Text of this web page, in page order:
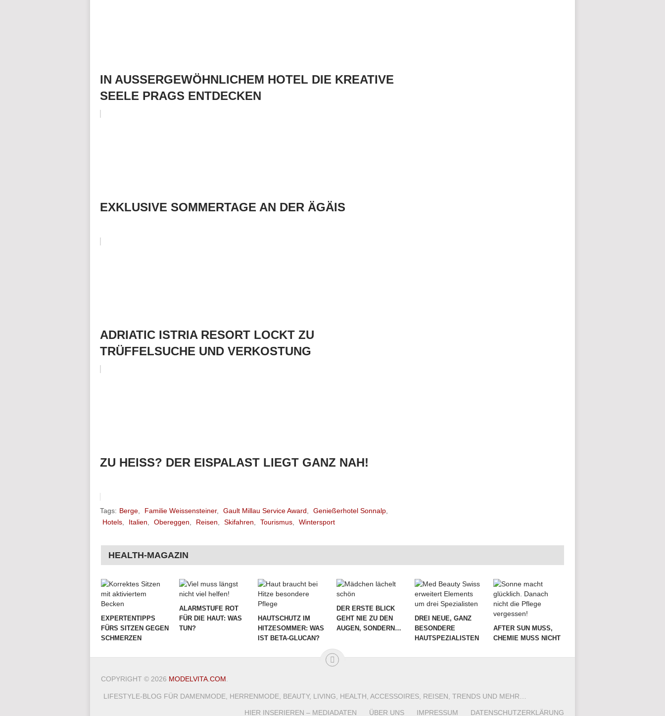
IN AUSSERGEWÖHNLICHEM HOTEL DIE KREATIVE
SEELE PRAGS ENTDECKEN
EXKLUSIVE SOMMERTAGE AN DER ÄGÄIS
ADRIATIC ISTRIA RESORT LOCKT ZU
TRÜFFELSUCHE UND VERKOSTUNG
ZU HEISS? DER EISPALAST LIEGT GANZ NAH!
Tags: Berge Familie Weissensteiner, Gault Millau Service Award Genießerhotel Sonnalp
Hotels
Italien Obereggen Reisen Skifahren Tourismus Wintersport
HEALTH-MAGAZIN
EXPERTENTIPPS
FÜRS SITZEN GEGEN
SCHMERZEN
ALARMSTUFE ROT
FÜR DIE HAUT: WAS
TUN?
HAUTSCHUTZ IM
HITZESOMMER: WAS
IST BETA-GLUCAN?
DER ERSTE BLICK
GEHT NIE ZU DEN
AUGEN, SONDERN…
DREI NEUE, GANZ
BESONDERE
HAUTSPEZIALISTEN
AFTER SUN MUSS,
CHEMIE MUSS NICHT
COPYRIGHT © 2026 MODELVITA.COM
LIFESTYLE-BLOG FÜR DAMENMODE, HERRENMODE, BEAUTY, LIVING, HEALTH, ACCESSOIRES, REISEN, TRENDS UND MEHR…
HIER INSERIEREN – MEDIADATEN ÜBER UNS IMPRESSUM DATENSCHUTZERKLÄRUNG